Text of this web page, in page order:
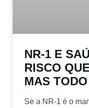
NR-1 E
RISCO
MAS
Se a NR-1 é o